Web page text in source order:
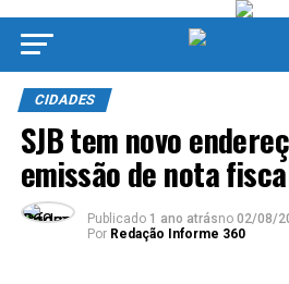
CIDADES
SJB tem novo
emissão de nota
Publicado 1 ano atrásno 02/08/
Por Redação Informe 360